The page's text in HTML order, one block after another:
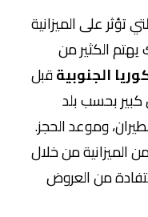
تؤثر على الميزانية
يهتم الكثير من
الجنوبيةقبل
بحسب بلد
وموعد الحجز.
الميزانية من خلال
من العروض